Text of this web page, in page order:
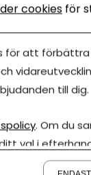
cookies för
för att
till dig.
. Om du
ditt val i